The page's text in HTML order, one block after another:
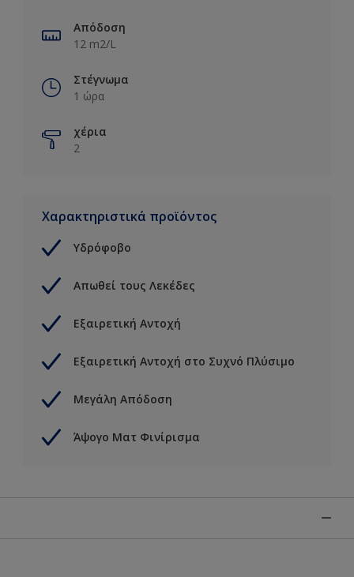
Απόδοση
12 m2/L
Στέγνωμα
1 ώρα
χέρια
2
Χαρακτηριστικά προϊόντος
Υδρόφοβο
Απωθεί τους Λεκέδες
Εξαιρετική Αντοχή
Εξαιρετική Αντοχή στο Συχνό Πλύσιμο
Μεγάλη Απόδοση
Άψογο Ματ Φινίρισμα